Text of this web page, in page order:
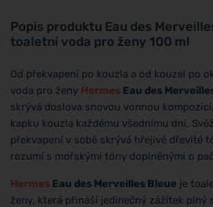
Popis produktu Eau des
toaletní voda pro ženy 100 ml
Od překvapení po kouzla a od kouzel po
voda pro ženy Hermes Eau des
skrývá doslova snovou vonnou
kapku kouzla každému všednímu dni.
překvapení v sobě skrývá hřejivé dřevité
rozumí s mořskými tóny doplněnými o
Hermes Eau des Merveilles Bleue je
ženy, která přináší jedinečný zážitek plný